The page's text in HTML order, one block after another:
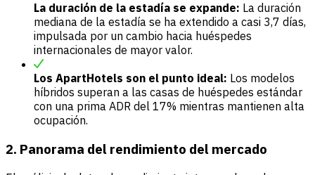
La duración de la estadía se expande: La duración
mediana de la estadía se ha extendido a casi 3,7 días,
impulsada por un cambio hacia huéspedes
internacionales de mayor valor.
Los ApartHotels son el punto ideal: Los modelos
híbridos superan a las casas de huéspedes estándar
con una prima ADR del 17% mientras mantienen alta
ocupación.
2. Panorama del rendimiento del mercado